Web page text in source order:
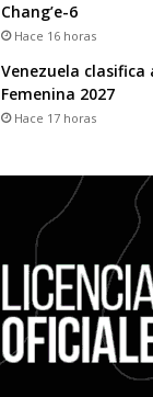
Chang’e-6
Hace 16 horas
Venezuela clasifica
Femenina 2027
Hace 17 horas